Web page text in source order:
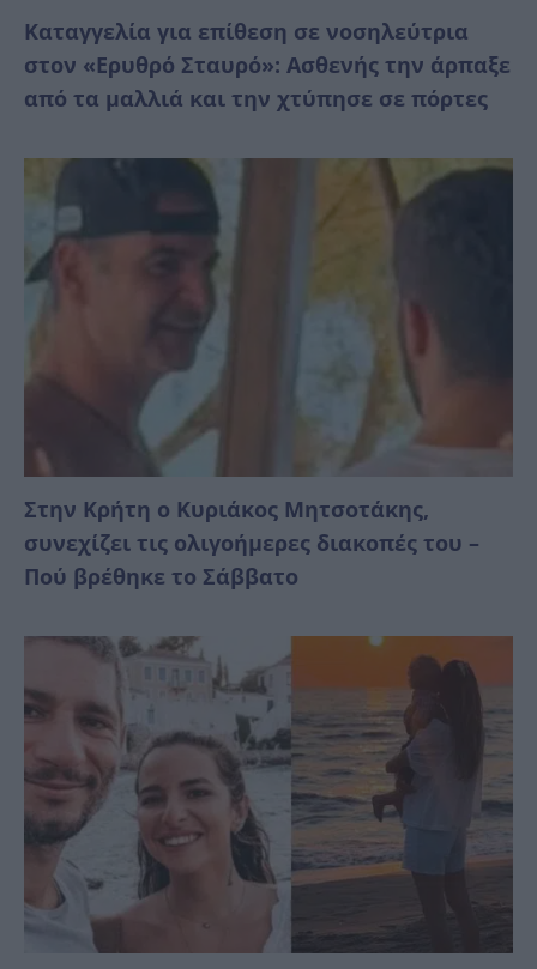
Καταγγελία για επίθεση σε νοσηλεύτρια
στον «Ερυθρό Σταυρό»: Ασθενής την άρπαξε
από τα μαλλιά και την χτύπησε σε πόρτες
Στην Κρήτη ο Κυριάκος Μητσοτάκης,
συνεχίζει τις ολιγοήμερες διακοπές του –
Πού βρέθηκε το Σάββατο